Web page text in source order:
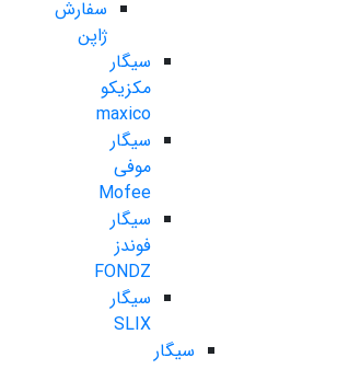
سفارش
ژاپن
سیگار
مکزیکو
maxico
سیگار
موفی
Mofee
سیگار
فوندز
FONDZ
سیگار
SLIX
سیگار